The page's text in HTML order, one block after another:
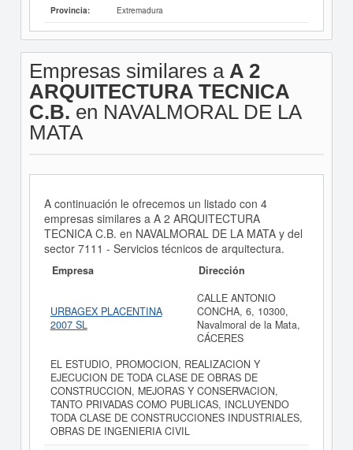
Provincia: Extremadura
Empresas similares a A 2
ARQUITECTURA TECNICA
C.B. en NAVALMORAL DE LA
MATA
A continuación le ofrecemos un listado con 4
empresas similares a A 2 ARQUITECTURA
TECNICA C.B. en NAVALMORAL DE LA MATA y del
sector 7111 - Servicios técnicos de arquitectura.
Empresa Dirección
URBAGEX PLACENTINA
2007 SL
CALLE ANTONIO
CONCHA, 6, 10300,
Navalmoral de la Mata,
CÁCERES
EL ESTUDIO, PROMOCION, REALIZACION Y
EJECUCION DE TODA CLASE DE OBRAS DE
CONSTRUCCION, MEJORAS Y CONSERVACION,
TANTO PRIVADAS COMO PUBLICAS, INCLUYENDO
TODA CLASE DE CONSTRUCCIONES INDUSTRIALES,
OBRAS DE INGENIERIA CIVIL